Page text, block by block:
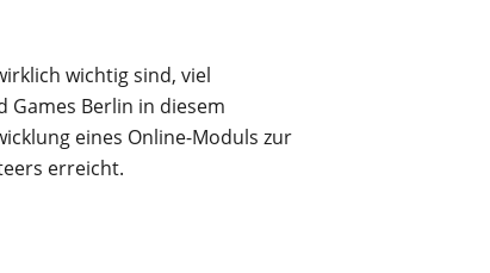
wichtig sind, viel
Games Berlin in diesem
eines Online-Moduls zur
erreicht.